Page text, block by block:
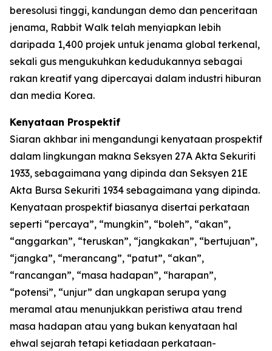
beresolusi tinggi, kandungan demo dan penceritaan
jenama, Rabbit Walk telah menyiapkan lebih
daripada 1,400 projek untuk jenama global terkenal,
sekali gus mengukuhkan kedudukannya sebagai
rakan kreatif yang dipercayai dalam industri hiburan
dan media Korea.
Kenyataan Prospektif
Siaran akhbar ini mengandungi kenyataan prospektif
dalam lingkungan makna Seksyen 27A Akta Sekuriti
1933, sebagaimana yang dipinda dan Seksyen 21E
Akta Bursa Sekuriti 1934 sebagaimana yang dipinda.
Kenyataan prospektif biasanya disertai perkataan
seperti “percaya”, “mungkin”, “boleh”, “akan”,
“anggarkan”, “teruskan”, “jangkakan”, “bertujuan”,
“jangka”, “merancang”, “patut”, “akan”,
“rancangan”, “masa hadapan”, “harapan”,
“potensi”, “unjur” dan ungkapan serupa yang
meramal atau menunjukkan peristiwa atau trend
masa hadapan atau yang bukan kenyataan hal
ehwal sejarah tetapi ketiadaan perkataan-